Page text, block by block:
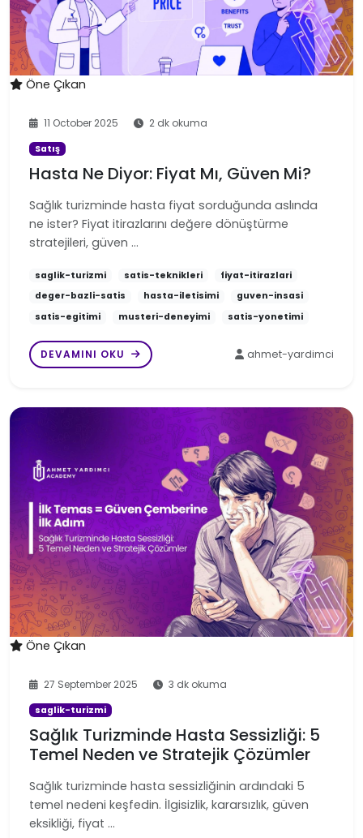
Öne Çıkan
11 October 2025 2 dk okuma
Satış
Hasta Ne Diyor: Fiyat Mı, Güven Mi?
Sağlık turizminde hasta fiyat sorduğunda aslında
ne ister? Fiyat itirazlarını değere dönüştürme
stratejileri, güven …
saglik-turizmi satis-teknikleri
fiyat-itirazlari
deger-bazli-satis
hasta-iletisimi
guven-insasi
satis-egitimi
musteri-deneyimi satis-yonetimi
DEVAMINI OKU ahmet-yardimci
Öne Çıkan
27 September 2025 3 dk okuma
saglik-turizmi
Sağlık Turizminde Hasta Sessizliği: 5
Temel Neden ve Stratejik Çözümler
Sağlık turizminde hasta sessizliğinin ardındaki 5
temel nedeni keşfedin. İlgisizlik, kararsızlık, güven
eksikliği, fiyat …